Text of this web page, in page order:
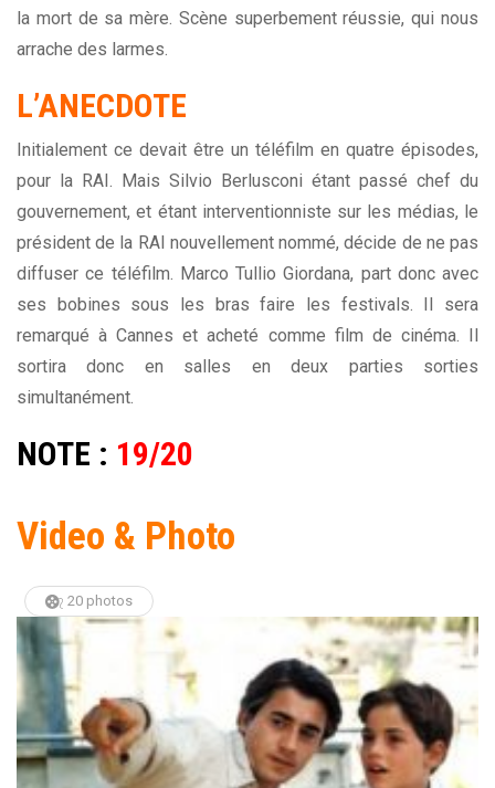
la mort de sa mère. Scène superbement réussie, qui nous
arrache des larmes.
L’ANECDOTE
Initialement ce devait être un téléfilm en quatre épisodes,
pour la RAI. Mais Silvio Berlusconi étant passé chef du
gouvernement, et étant interventionniste sur les médias, le
président de la RAI nouvellement nommé, décide de ne pas
diffuser ce téléfilm. Marco Tullio Giordana, part donc avec
ses bobines sous les bras faire les festivals. Il sera
remarqué à Cannes et acheté comme film de cinéma. Il
sortira donc en salles en deux parties sorties
simultanément.
NOTE : 19/20
Video & Photo
20 photos